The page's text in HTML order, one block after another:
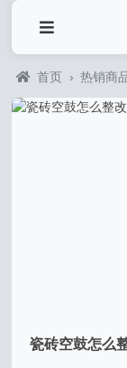
首页 › 热销商
瓷砖空鼓怎么